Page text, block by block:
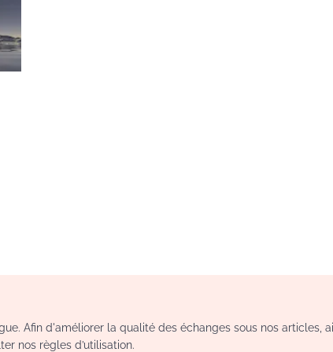
Afin d'améliorer la qualité des échanges sous nos articles,
nos règles d’utilisation.